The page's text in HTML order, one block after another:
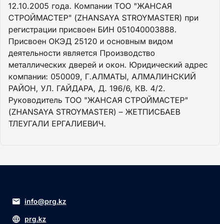
12.10.2005 года. Компании ТОО "ЖАНСАЯ
СТРОЙМАСТЕР" (ZHANSAYA STROYMASTER) при
регистрации присвоен БИН 051040003888.
Присвоен ОКЭД 25120 и основным видом
деятельности является Производство
металлических дверей и окон. Юридический адрес
компании: 050009, Г.АЛМАТЫ, АЛМАЛИНСКИЙ
РАЙОН, УЛ. ГАЙДАРА, Д. 196/6, КВ. 4/2.
Руководитель ТОО "ЖАНСАЯ СТРОЙМАСТЕР"
(ZHANSAYA STROYMASTER) – ЖЕТПИСБАЕВ
ТЛЕУГАЛИ ЕРГАЛИЕВИЧ.
info@prg.kz
prg.kz